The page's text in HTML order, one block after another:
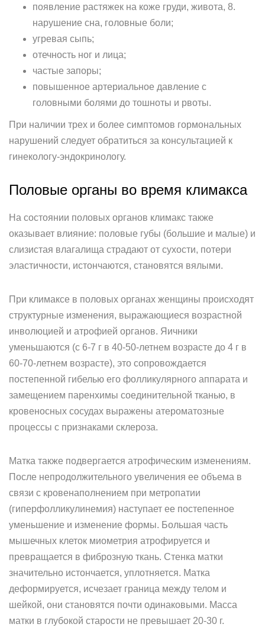
появление растяжек на коже груди, живота, 8.
нарушение сна, головные боли;
угревая сыпь;
отечность ног и лица;
частые запоры;
повышенное артериальное давление с
головными болями до тошноты и рвоты.
При наличии трех и более симптомов гормональных
нарушений следует обратиться за консультацией к
гинекологу-эндокринологу.
Половые органы во время климакса
На состоянии половых органов климакс также
оказывает влияние: половые губы (большие и малые) и
слизистая влагалища страдают от сухости, потери
эластичности, истончаются, становятся вялыми.
При климаксе в половых органах женщины происходят
структурные изменения, выражающиеся возрастной
инволюцией и атрофией органов. Яичники
уменьшаются (с 6-7 г в 40-50-летнем возрасте до 4 г в
60-70-летнем возрасте), это сопровождается
постепенной гибелью его фолликулярного аппарата и
замещением паренхимы соединительной тканью, в
кровеносных сосудах выражены атероматозные
процессы с признаками склероза.
Матка также подвергается атрофическим изменениям.
После непродолжительного увеличения ее объема в
связи с кровенаполнением при метропатии
(гиперфолликулинемия) наступает ее постепенное
уменьшение и изменение формы. Большая часть
мышечных клеток миометрия атрофируется и
превращается в фиброзную ткань. Стенка матки
значительно истончается, уплотняется. Матка
деформируется, исчезает граница между телом и
шейкой, они становятся почти одинаковыми. Масса
матки в глубокой старости не превышает 20-30 г.